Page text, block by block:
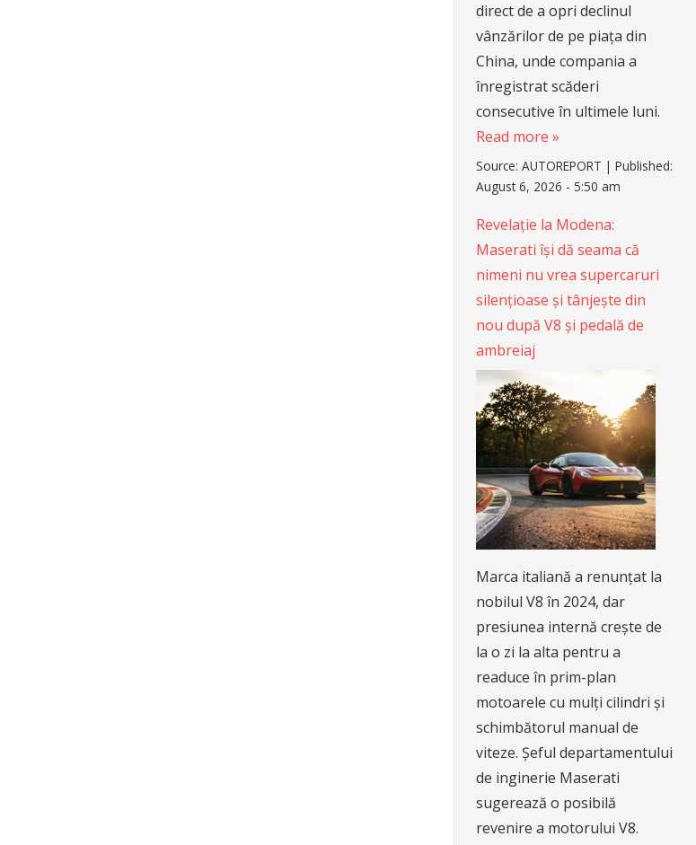
direct de a opri declinul
vânzărilor de pe piața din
China, unde compania a
înregistrat scăderi
consecutive în ultimele luni.
Read more »
Source:AUTOREPORT |Published:
August 6, 2026 - 5:50 am
Revelație la Modena:
Maserati își dă seama că
nimeni nu vrea supercaruri
silențioase și tânjește din
nou după V8 și pedală de
ambreiaj
Marca italiană a renunțat la
nobilul V8 în 2024, dar
presiunea internă crește de
la o zi la alta pentru a
readuce în prim-plan
motoarele cu mulți cilindri și
schimbătorul manual de
viteze. Șeful departamentului
de inginerie Maserati
sugerează o posibilă
revenire a motorului V8.